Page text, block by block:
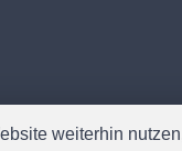
weiterhin